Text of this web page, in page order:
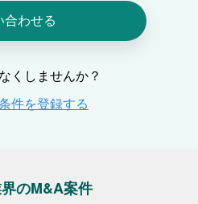
のM&A案件